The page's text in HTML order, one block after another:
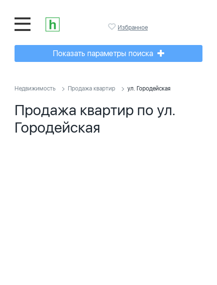
Избранное
Показать параметры поиска
Недвижимость Продажа квартир ул. Городейская
Продажа квартир по ул.
Городейская